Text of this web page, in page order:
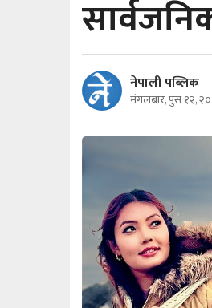
नेपाली पब्लिक
मंगलबार, पुस १२,